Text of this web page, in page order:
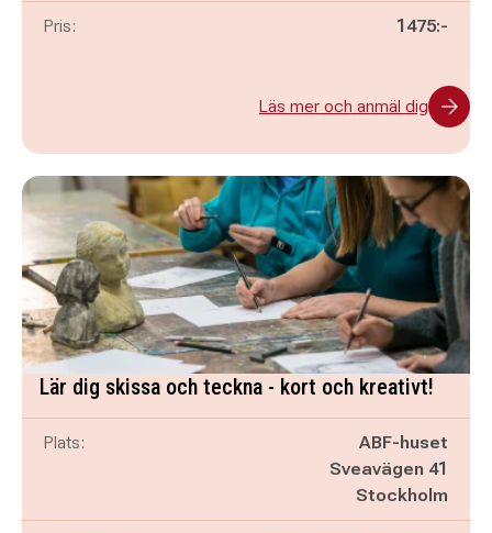
Pris: 1475:-
Läs mer och anmäl dig
Lär dig skissa och teckna - kort och kreativt!
Plats:
ABF-huset
Sveavägen 41
Stockholm